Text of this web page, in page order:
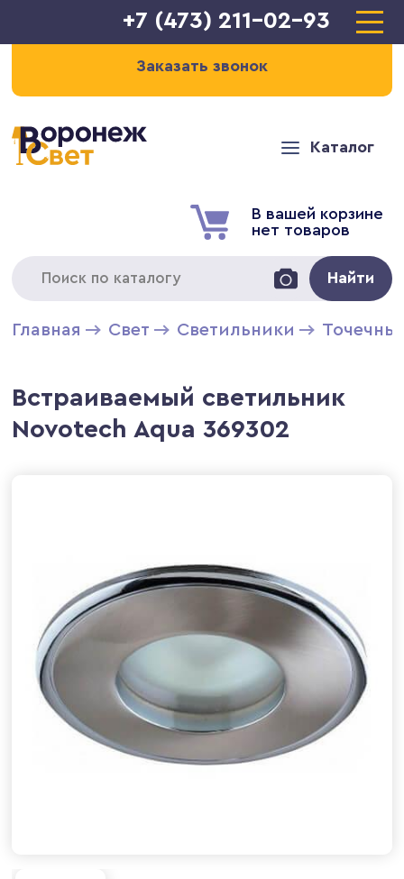
+7 (473) 211-02-93
Заказать звонок
Каталог
В вашей корзине
нет товаров
Найти
Главная Свет Светильники
Встраиваемый светильник
Novotech Aqua 369302